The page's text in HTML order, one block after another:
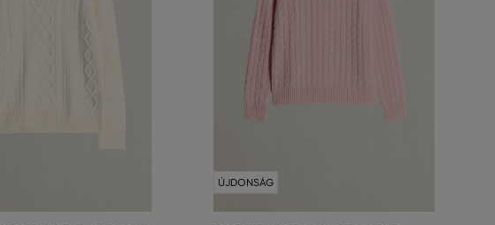
ÚJDONSÁG